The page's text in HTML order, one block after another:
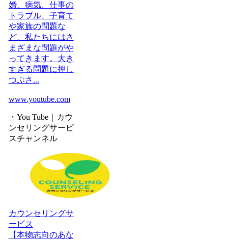
婚、病気、仕事の
トラブル、子育て
や家族の問題な
ど、私たちにはさ
まざまな問題がや
ってきます。大き
すぎる問題に押し
つぶさ...
www.youtube.com
・You Tube｜カウ
ンセリングサービ
スチャンネル
カウンセリングサ
ービス
【本物志向のあな